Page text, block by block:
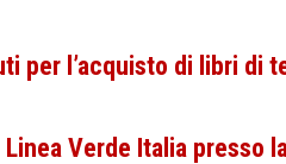
per l’acquisto di libri di
Verde Italia presso